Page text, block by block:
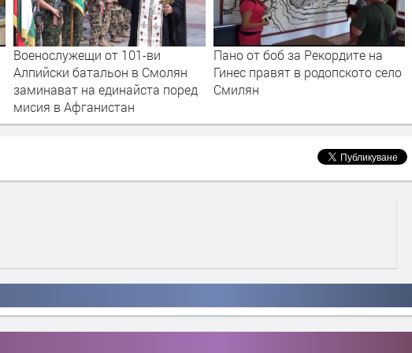
Военослужещи от 101-ви
Алпийски батальон в Смолян
заминават на единайста поред
мисия в Афганистан
Пано от боб за Рекордите на
Гинес правят в родопското село
Смилян